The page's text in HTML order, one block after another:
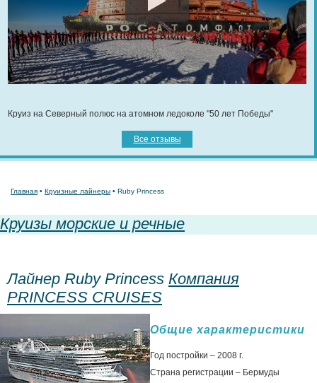
Круиз на Северный полюс на атомном ледоколе "50 лет Победы"
Все отзывы
Главная • Круизные лайнеры • Ruby Princess
Круизы морские и речные
Лайнер Ruby Princess Компания
PRINCESS CRUISES
Общие характеристики
Год постройки – 2008 г.
Страна регистрации – Бермуды